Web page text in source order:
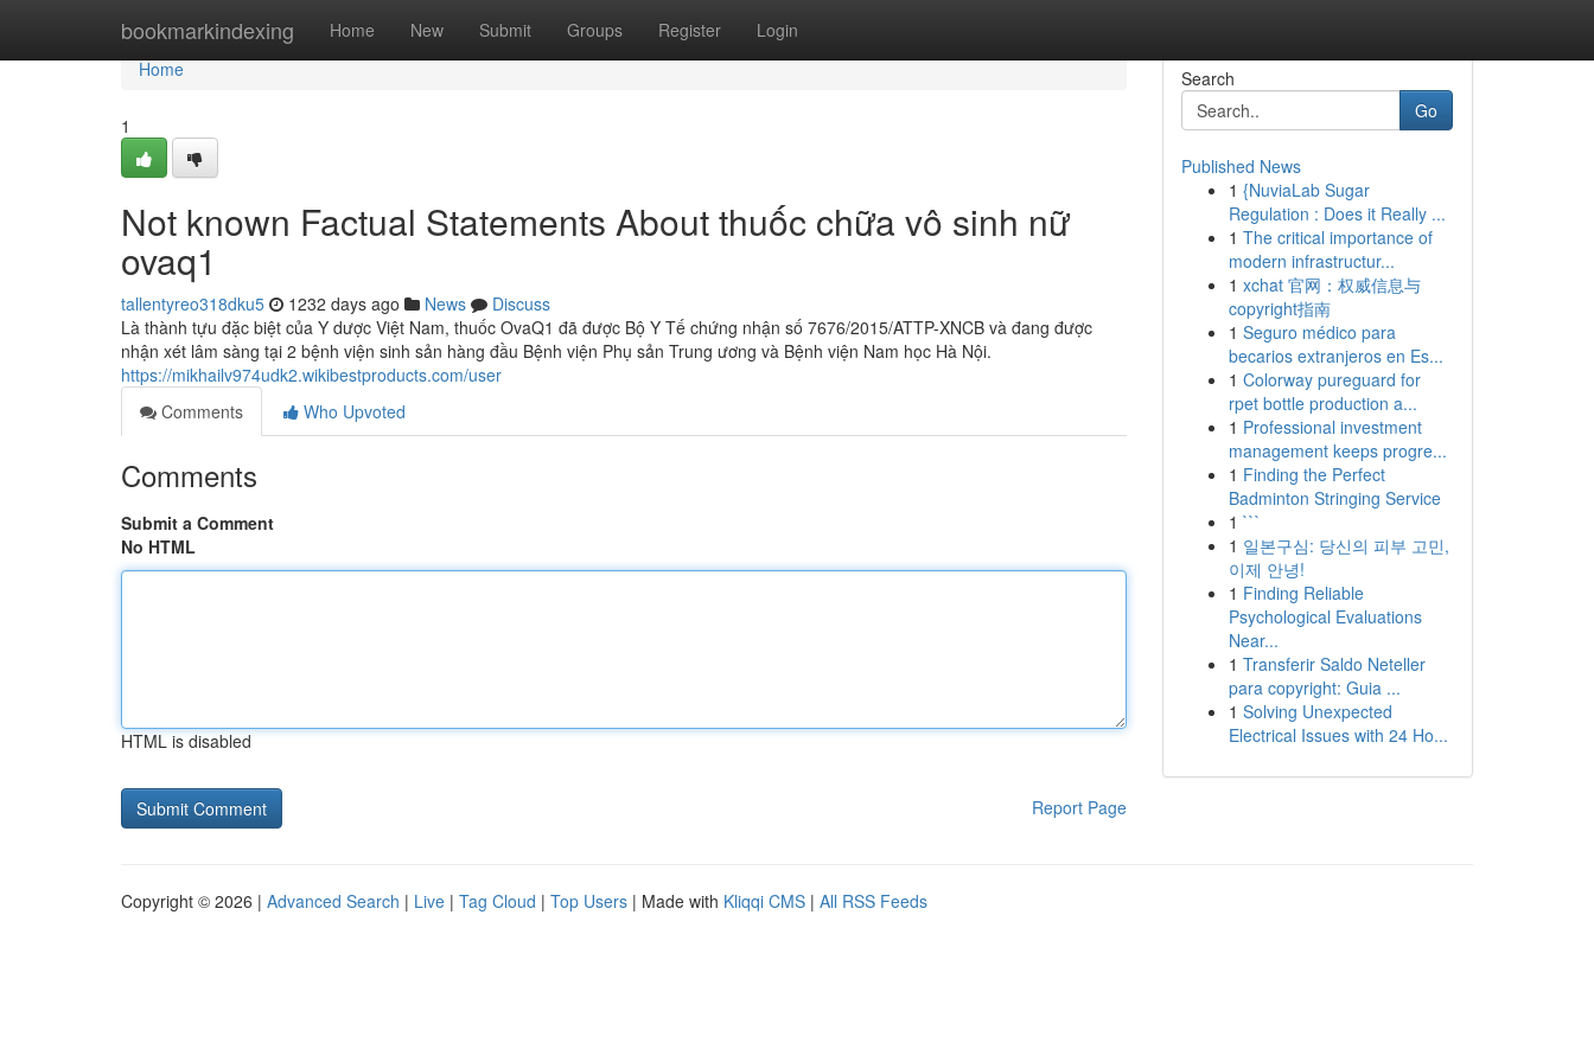
bookmarkindexing Home New Submit Groups Register Login
Home
Home
1
Not known Factual Statements About thuốc chữa vô sinh nữ
ovaq1
tallentyreo318dku5 1232 days ago News
Discuss
Là thành tựu đặc biệt của Y dược Việt Nam, thuốc OvaQ1 đã được Bộ Y Tế chứng nhận số 7676/2015/ATTP-XNCB và đang được
nhận xét lâm sàng tại 2 bệnh viện sinh sản hàng đầu Bệnh viện Phụ sản Trung ương và Bệnh viện Nam học Hà Nội.
https://mikhailv974udk2.wikibestproducts.com/user
Comments
Who Upvoted
Comments
Submit a Comment
No HTML
HTML is disabled
Report Page
Search
Go
Published News
1 {NuviaLab Sugar
Regulation : Does it Really ...
1 The critical importance of
modern infrastructur...
1 xchat 官网：权威信息与
copyright指南
1 Seguro médico para
becarios extranjeros en Es...
1 Colorway pureguard for
rpet bottle production a...
1 Professional investment
management keeps progre...
1 Finding the Perfect
Badminton Stringing Service
1 ```
1 일본구심: 당신의 피부 고민,
이제 안녕!
1 Finding Reliable
Psychological Evaluations
Near...
1 Transferir Saldo Neteller
para copyright: Guia ...
1 Solving Unexpected
Electrical Issues with 24 Ho...
Copyright © 2026 | Advanced Search | Live | Tag Cloud | Top Users | Made with Kliqqi CMS | All RSS Feeds